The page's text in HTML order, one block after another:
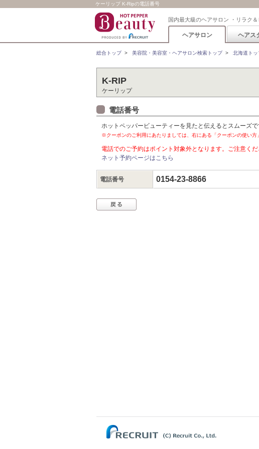
ケーリップ K-Ripの電話番号
国内最大級のヘアサロン ・リラク
ヘアサロン ヘアス
総合トップ> 美容院・美容室・ヘアサロン検索トップ> 北海道トッ
K-RIP
ケーリップ
電話番号
ホットペッパービューティーを見たと伝えるとスムーズで
※クーポンのご利用にあたりましては、右にある「クーポンの使い方
電話でのご予約はポイント対象外となります。ご注意くだ
ネット予約ページはこちら
電話番号 0154-23-8866